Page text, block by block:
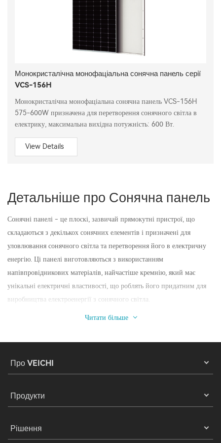
Монокристалічна монофаціальна сонячна панель серії
VCS-156H
Монокристалічна монофаціальна сонячна панель VCS-156H
575-600W призначена для перетворення сонячного світла в
електрику, максимальна вихідна потужність: 600 Вт.
View Details
Детальніше про Сонячна панель
Сонячні панелі - це плоскі, зазвичай прямокутні пристрої, що
складаються з декількох сонячних елементів і призначені для
уловлювання сонячного світла та перетворення його в електричну
енергію. Ці панелі виготовляються з використанням
напівпровідникових матеріалів, найчастіше кремнію, який має
унікальні електричні властивості, що роблять його придатним для
виробництва електроенергії з сонячного світла.
Читати більше
Про VEICHI
Продукти
Рішення